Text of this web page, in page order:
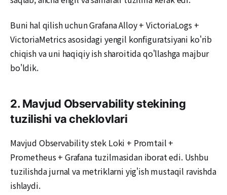
Buni hal qilish uchun Grafana Alloy + VictoriaLogs +
VictoriaMetrics asosidagi yengil konfiguratsiyani ko'rib
chiqish va uni haqiqiy ish sharoitida qo'llashga majbur
bo'ldik.
2. Mavjud Observability stekining
tuzilishi va cheklovlari
Mavjud Observability stek Loki + Promtail +
Prometheus + Grafana tuzilmasidan iborat edi. Ushbu
tuzilishda jurnal va metriklarni yig'ish mustaqil ravishda
ishlaydi.